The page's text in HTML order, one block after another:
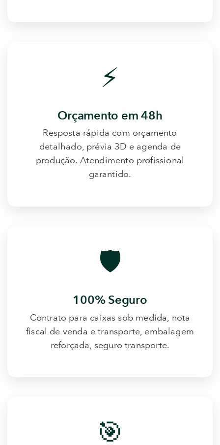
⚡
Orçamento em 48h
Resposta rápida com orçamento
detalhado, prévia 3D e agenda de
produção. Atendimento profissional
garantido.
🛡️
100% Seguro
Contrato para caixas sob medida, nota
fiscal de venda e transporte, embalagem
reforçada, seguro transporte.
🎯